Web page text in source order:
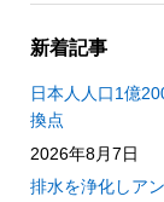
新着記事
日本人人口1億
換点
2026年8月7日
排水を浄化しア